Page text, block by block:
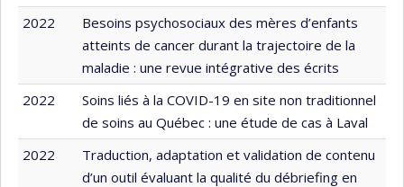
2022
Besoins psychosociaux des mères d’enfants
atteints de cancer durant la trajectoire de la
maladie : une revue intégrative des écrits
2022
Soins liés à la COVID-19 en site non traditionnel
de soins au Québec : une étude de cas à Laval
2022
Traduction, adaptation et validation de contenu
d’un outil évaluant la qualité du débriefing en